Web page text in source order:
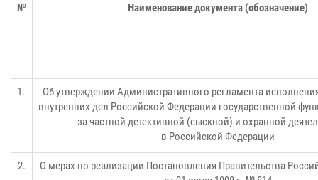
№ Наименование документа (обозначение)
1.
Об утверждении Административного регламента
внутренних дел Российской Федерации государственной
за частной детективной (сыскной) и охранной
в Российской Федерации
2.
О мерах по реализации Постановления Правительства